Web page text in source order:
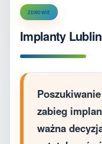
ZDROWIE
Implanty
zabieg
ważna